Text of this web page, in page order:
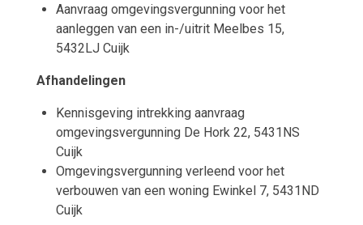
Aanvraag omgevingsvergunning voor het
aanleggen van een in-/uitrit Meelbes 15,
5432LJ Cuijk
Afhandelingen
Kennisgeving intrekking aanvraag
omgevingsvergunning De Hork 22, 5431NS
Cuijk
Omgevingsvergunning verleend voor het
verbouwen van een woning Ewinkel 7, 5431ND
Cuijk